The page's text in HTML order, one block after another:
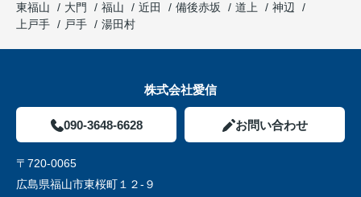
東福山
大門 福山 近田 備後赤坂 道上
神辺
上戸手
戸手 湯田村
株式会社愛信
090-3648-6628 お問い合わせ
〒720-0065
広島県福山市東桜町１２-９